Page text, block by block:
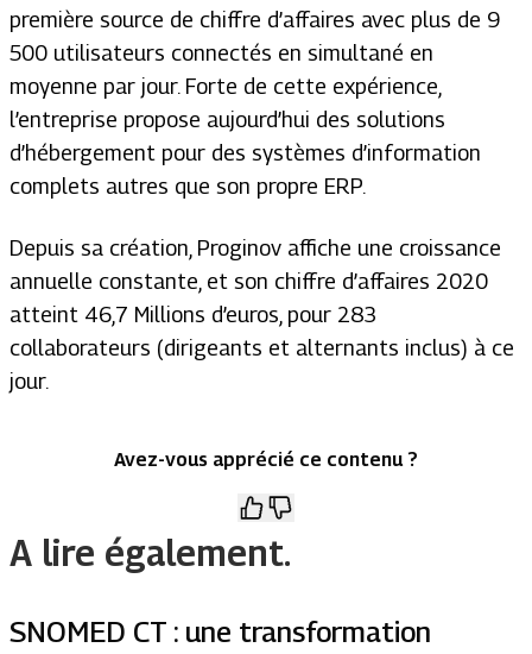
première source de chiffre d’affaires avec plus de 9
500 utilisateurs connectés en simultané en
moyenne par jour. Forte de cette expérience,
l’entreprise propose aujourd’hui des solutions
d’hébergement pour des systèmes d’information
complets autres que son propre ERP.
Depuis sa création, Proginov affiche une croissance
annuelle constante, et son chiffre d’affaires 2020
atteint 46,7 Millions d’euros, pour 283
collaborateurs (dirigeants et alternants inclus) à ce
jour.
Avez-vous apprécié ce contenu ?
A lire également.
SNOMED CT : une transformation